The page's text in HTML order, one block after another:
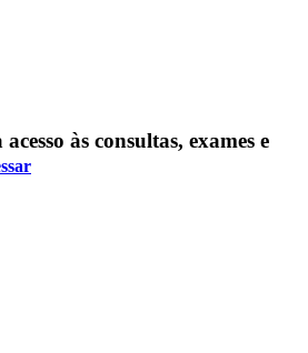
às consultas, exames e